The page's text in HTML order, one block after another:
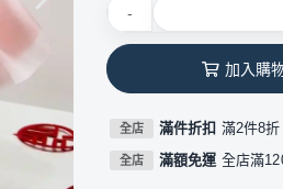
-
加入購
全店 滿件折扣 滿2件8折
全店 滿額免運 全店滿